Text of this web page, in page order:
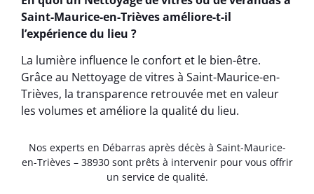
Saint-Maurice-en-Trièves améliore-t-il
l’expérience du lieu ?
La lumière influence le confort et le bien-être.
Grâce au Nettoyage de vitres à Saint-Maurice-en-
Trièves, la transparence retrouvée met en valeur
les volumes et améliore la qualité du lieu.
Nos experts en Débarras après décès à Saint-Maurice-
en-Trièves – 38930 sont prêts à intervenir pour vous offrir
un service de qualité.